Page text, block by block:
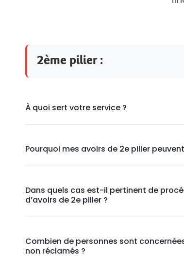
2ème pilier :
À quoi sert votre service ?
Pourquoi mes avoirs de 2e pilier
Dans quels cas est-il pertinent de
d’avoirs de 2e pilier ?
Combien de personnes sont
non réclamés ?